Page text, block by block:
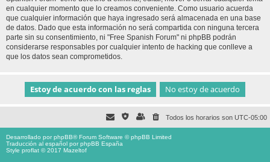
en cualquier momento que lo creamos conveniente. Como usuario acuerda
que cualquier información que haya ingresado será almacenada en una base
de datos. Dado que esta información no será compartida con ninguna tercera
parte sin su consentimiento, ni "Free Spanish Forum" ni phpBB podrán
considerarse responsables por cualquier intento de hacking que conlleve a
que los datos sean comprometidos.
Todos los horarios son UTC-05:00
Desarrollado porphpBB® Forum Software © phpBB Limited
Traducción al español porphpBB España
Style proflat © 2017 Mazeltof